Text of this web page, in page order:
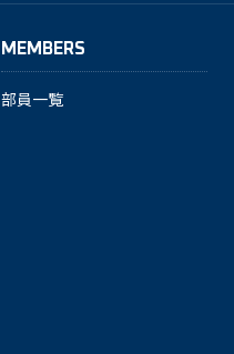
MEMBERS
部員一覧